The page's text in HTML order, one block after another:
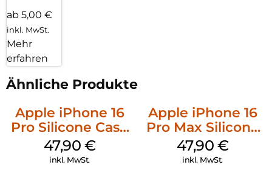
ab 5,00 €
inkl. MwSt.
Mehr
erfahren
Ähnliche Produkte
Apple iPhone 16
Pro Silicone Case
MagSafe Denim
47,90 €
inkl. MwSt.
Apple iPhone 16
Pro Max Silicone
Case MagSafe
Black
47,90 €
inkl. MwSt.